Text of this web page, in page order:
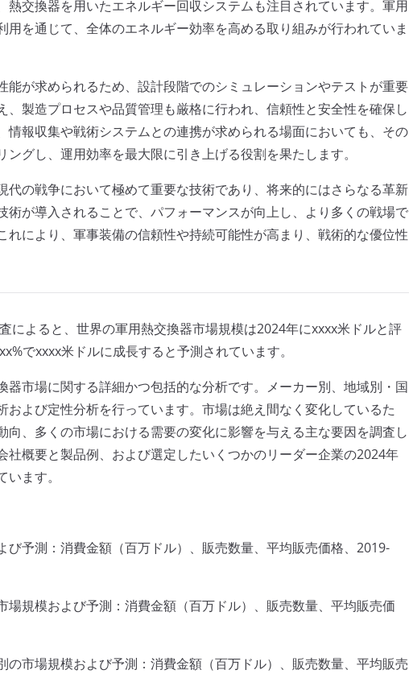
熱交換器を用いたエネルギー回収システムも注目されています。軍用
用を通じて、全体のエネルギー効率を高める取り組みが行われていま
能が求められるため、設計段階でのシミュレーションやテストが重要
、製造プロセスや品質管理も厳格に行われ、信頼性と安全性を確保し
情報収集や戦術システムとの連携が求められる場面においても、その
グし、運用効率を最大限に引き上げる役割を果たします。
代の戦争において極めて重要な技術であり、将来的にはさらなる革新
術が導入されることで、パフォーマンスが向上し、より多くの戦場で
れにより、軍事装備の信頼性や持続可能性が高まり、戦術的な優位性
によると、世界の軍用熱交換器市場規模は2024年にxxxx米ドルと評
でxxxx米ドルに成長すると予測されています。
器市場に関する詳細かつ包括的な分析です。メーカー別、地域別・国
および定性分析を行っています。市場は絶え間なく変化しているた
向、多くの市場における需要の変化に影響を与える主な要因を調査し
社概要と製品例、および選定したいくつかのリーダー企業の2024年
ます。
び予測：消費金額（百万ドル）、販売数量、平均販売価格、2019-
場規模および予測：消費金額（百万ドル）、販売数量、平均販売価
の市場規模および予測：消費金額（百万ドル）、販売数量、平均販売